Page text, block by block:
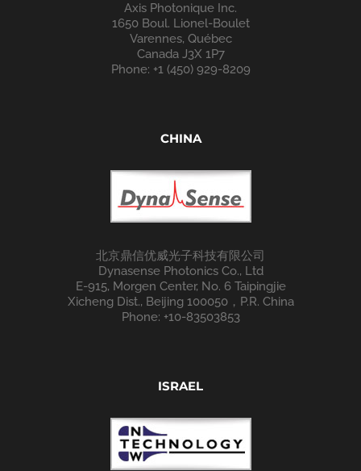
Axis Photonique Inc.
1650 Boul. Lionel-Boulet
Varennes, Québec
Canada J3X 1P7
Phone: +1 (450) 929-8209
CHINA
北京鼎信优威光子科技有限公司
Dynasense Photonics Co., Ltd
E-915, Morgen Center, No. 6 Taipingjie
Xicheng Dist., Beijing 100050，P.R. China
Phone: +10-83503853
ISRAEL